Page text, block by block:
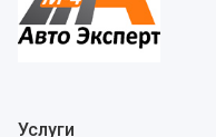
Услуги